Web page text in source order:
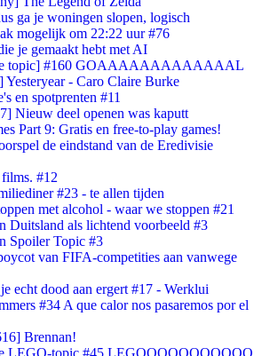
ga je woningen slopen, logisch
mogelijk om 22:22 uur #76
je gemaakt hebt met AI
topic] #160 GOAAAAAAAAAAAAAL
Yesteryear - Caro Claire Burke
en spotprenten #11
Nieuw deel openen was kaputt
Part 9: Gratis en free-to-play games!
de eindstand van de Eredivisie
#12
#23 - te allen tijden
met alcohol - waar we stoppen #21
Duitsland als lichtend voorbeeld #3
Spoiler Topic #3
van FIFA-competities aan vanwege
echt dood aan ergert #17 - Werklui
#34 A que calor nos pasaremos por el
Brennan!
LEGO-topic #45 LEGOOOOOOOOOOO